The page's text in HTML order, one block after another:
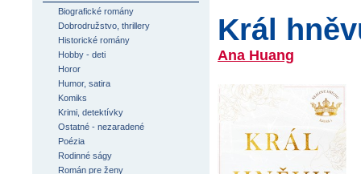
Král
Ana Huang
Biografické romány
Dobrodružstvo, thrillery
Historické romány
Hobby - deti
Horor
Humor, satira
Komiks
Krimi, detektívky
Ostatné - nezaradené
Poézia
Rodinné ságy
Román pre ženy